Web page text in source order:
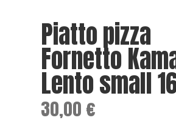
Piatto pizza
Fornetto
Lento small
30,00 €